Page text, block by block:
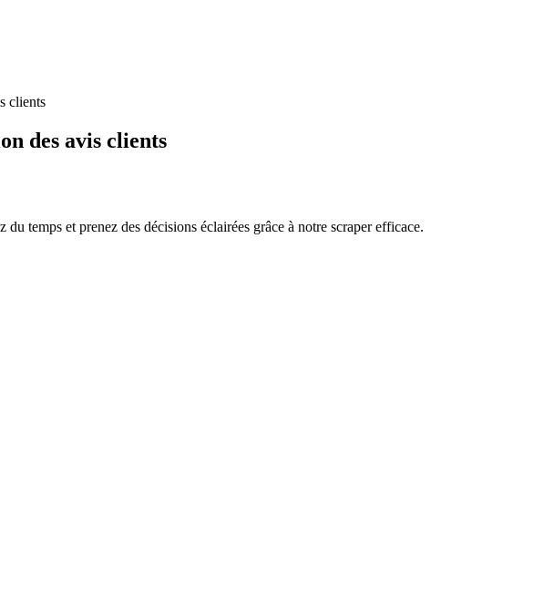
clients
des avis clients
temps et prenez des décisions éclairées grâce à notre scraper efficace.